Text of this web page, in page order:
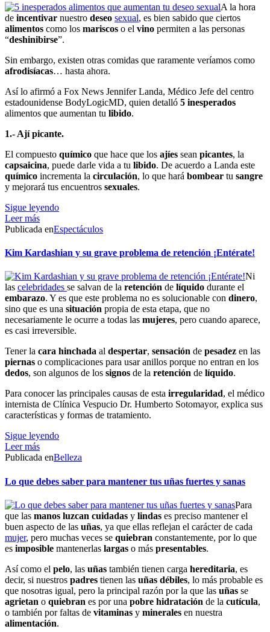
A la hora
de incentivar nuestro deseo sexual, es bien sabido que ciertos
alimentos como los mariscos o el vino permiten a las personas
“deshinibirse”.
Sin embargo, existen otras comidas que raramente veríamos como
afrodisíacas… hasta ahora.
Así lo afirmó a Fox News Jennifer Landa, Médico Jefe del centro
estadounidense BodyLogicMD, quien detalló 5 inesperados
alimentos que aumentan tu libido.
1.- Ají picante.
El compuesto químico que hace que los ajíes sean picantes, la
capsaicina, puede darle vida a tu libido. De acuerdo a Landa este
químico incrementa la circulación, lo que hará bombear tu sangre
y mejorará tus encuentros sexuales.
Sigue leyendo
Leer más
Publicada enEspectáculos
Kim Kardashian y su grave problema de retención ¡Entérate!
Ni
las celebridades se salvan de la retención de líquido durante el
embarazo. Y es que este problema no es solucionable con dinero,
sino que es una situación propia de esta etapa, que no
necesariamente le ocurre a todas las mujeres, pero cuando aparece,
es casi irreversible.
Tener la cara hinchada al despertar, sensación de pesadez en las
piernas o complicaciones para usar anillos porque no entran en los
dedos, son algunos de los signos de la retención de líquido.
Para conocer las principales causas de esta irregularidad, el médico
internista de Clínica Vespucio Dr. Humberto Sotomayor, explica sus
características y formas de tratamiento.
Sigue leyendo
Leer más
Publicada enBelleza
Lo que debes saber para mantener tus uñas fuertes y sanas
Para
que las manos luzcan cuidadas y lindas es preciso mantener el
buen aspecto de las uñas, ya que ellas reflejan el carácter de cada
mujer, pero muchas veces se quiebran constantemente, por lo que
es imposible mantenerlas largas o más presentables.
Así como el pelo, las uñas también tienen carga hereditaria, es
decir, si nuestros padres tienen las uñas débiles, lo más probable es
que nosotras igual, pero la principal razón por la que las uñas se
agrietan o quiebran es por una pobre hidratación de la cutícula,
o también por faltas de vitaminas y minerales en nuestra
alimentación.